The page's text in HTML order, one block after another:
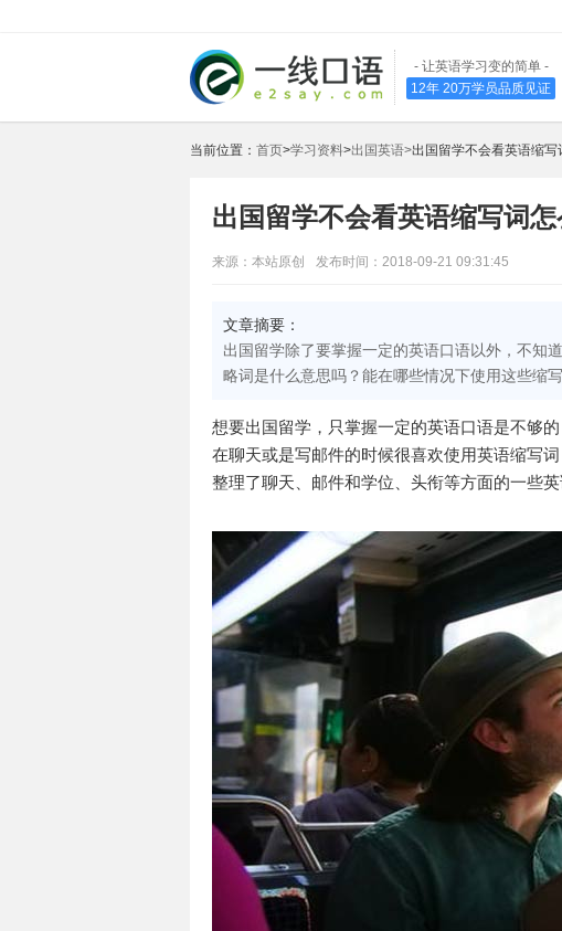
- 让英语学习变的简单 -
12年 20万学员品质见证
当前位置： 首页>学习资料>出国英语>出国留学不会看英语缩写
出国留学不会看英语缩写词怎
来源：本站原创 发布时间：2018-09-21 09:31:45
文章摘要：
出国留学除了要掌握一定的英语口语以外，不知
略词是什么意思吗？能在哪些情况下使用这些缩
想要出国留学，只掌握一定的英语口语是不够
在聊天或是写邮件的时候很喜欢使用英语缩写
整理了聊天、邮件和学位、头衔等方面的一些英